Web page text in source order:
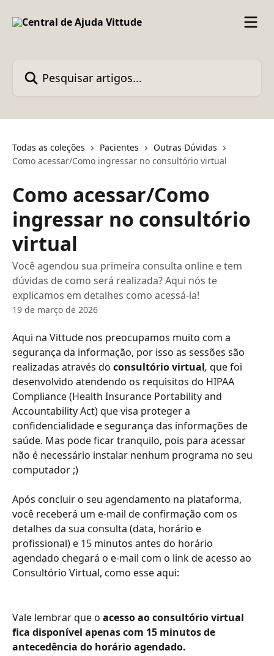
Todas as coleções Pacientes
Outras Dúvidas
Como acessar/Como ingressar no consultório virtual
Como acessar/Como
ingressar no consultório
virtual
Você agendou sua primeira consulta online e tem
dúvidas de como será realizada? Aqui nós te
explicamos em detalhes como acessá-la!
19 de março de 2026
Aqui na Vittude nos preocupamos muito com a
segurança da informação, por isso as sessões são
realizadas através do consultório virtual, que foi
desenvolvido atendendo os requisitos do HIPAA
Compliance (Health Insurance Portability and
Accountability Act) que visa proteger a
confidencialidade e segurança das informações de
saúde. Mas pode ficar tranquilo, pois para acessar
não é necessário instalar nenhum programa no seu
computador ;)
Após concluir o seu agendamento na plataforma,
você receberá um e-mail de confirmação com os
detalhes da sua consulta (data, horário e
profissional) e 15 minutos antes do horário
agendado chegará o e-mail com o link de acesso ao
Consultório Virtual, como esse aqui:
Vale lembrar que o acesso ao consultório virtual
fica disponível apenas com 15 minutos de
antecedência do horário agendado.